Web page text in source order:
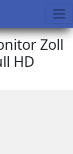
Zoll
HD